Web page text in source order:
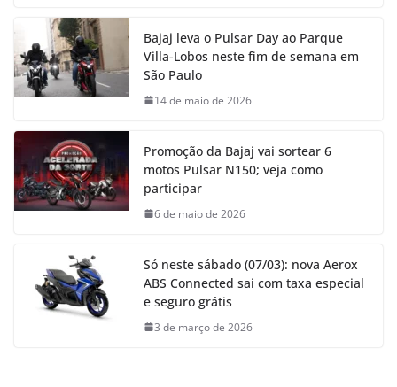
Bajaj leva o Pulsar Day ao Parque
Villa-Lobos neste fim de semana em
São Paulo
14 de maio de 2026
Promoção da Bajaj vai sortear 6
motos Pulsar N150; veja como
participar
6 de maio de 2026
Só neste sábado (07/03): nova Aerox
ABS Connected sai com taxa especial
e seguro grátis
3 de março de 2026